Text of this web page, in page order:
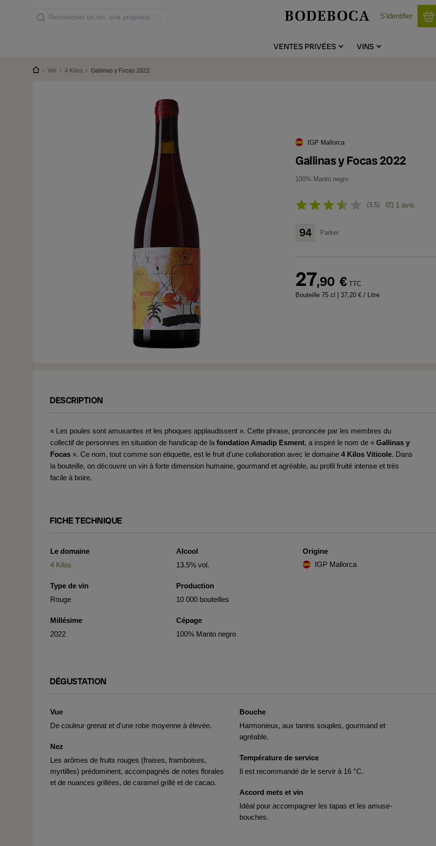
S'identifier
VENTES PRIVÉES VINS
Vin 4 Kilos Gallinas y Focas 2022
IGP Mallorca
Gallinas y Focas 2022
100% Manto negro
3,5 1 avis
94 Parker
27,90 € TTC
Bouteille 75 cl | 37,20 € / Litre
DESCRIPTION
« Les poules sont amusantes et les phoques applaudissent ». Cette phrase, prononcée par les membres du
collectif de personnes en situation de handicap de la fondation Amadip Esment, a inspiré le nom de « Gallinas y
Focas ». Ce nom, tout comme son étiquette, est le fruit d'une collaboration avec le domaine 4 Kilos Viticole. Dans
la bouteille, on découvre un vin à forte dimension humaine, gourmand et agréable, au profil fruité intense et très
facile à boire.
FICHE TECHNIQUE
Le domaine
4 Kilos
Type de vin
Rouge
Millésime
2022
Alcool
13.5% vol.
Production
10 000 bouteilles
Cépage
100% Manto negro
Origine
IGP Mallorca
DÉGUSTATION
Vue
De couleur grenat et d'une robe moyenne à élevée.
Nez
Les arômes de fruits rouges (fraises, framboises,
myrtilles) prédominent, accompagnés de notes florales
et de nuances grillées, de caramel grillé et de cacao.
Bouche
Harmonieux, aux tanins souples, gourmand et
agréable.
Température de service
Il est recommandé de le servir à 16 °C.
Accord mets et vin
Idéal pour accompagner les tapas et les amuse-
bouches.